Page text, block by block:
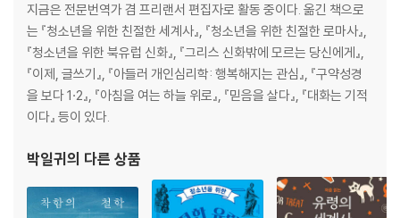
지금은 전문번역가 겸 프리랜서 편집자로 활동 중이다. 옮긴 책으로
는 『청소년을 위한 친절한 세계사』, 『청소년을 위한 친절한 로마사』,
『청소년을 위한 북유럽 신화』, 『그리스 신화밖에 모르는 당신에게』,
『이제, 글쓰기』, 『아들러 개인심리학: 행복해지는 관심』, 『구약성경
을 보다 1·2』, 『아침을 여는 하늘 위로』, 『믿음을 살다』, 『대화는 기적
이다』 등이 있다.
박일귀의 다른 상품